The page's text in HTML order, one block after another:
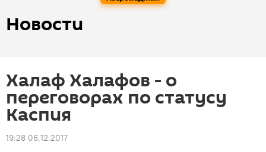
Новости
Халаф Халафов - о
переговорах по статусу
Каспия
19:28 06.12.2017